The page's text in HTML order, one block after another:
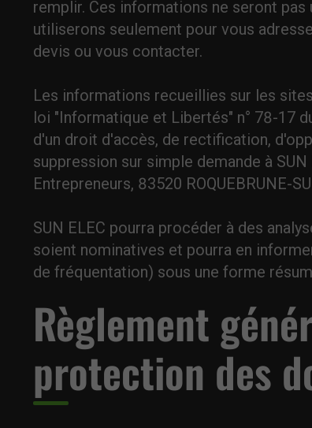
remplir. Ces informations ne seront
utiliserons seulement pour vous
devis ou vous contacter.
Les informations recueillies sur les
loi "Informatique et Libertés" n° 78-17
d'un droit d'accès, de rectification,
suppression sur simple demande à
Entrepreneurs, 83520 ROQUEBRUNE-
SUN ELEC pourra procéder à des
soient nominatives et pourra en
de fréquentation) sous une forme
Règlement
protection des